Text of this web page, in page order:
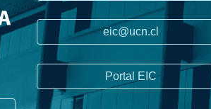
eic@ucn.cl
Portal EIC